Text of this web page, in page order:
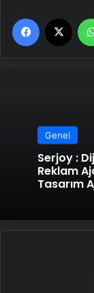
Facebook
Genel
Serjoy : Dijital Medya Ajansı, Google
Reklam
Tasarım